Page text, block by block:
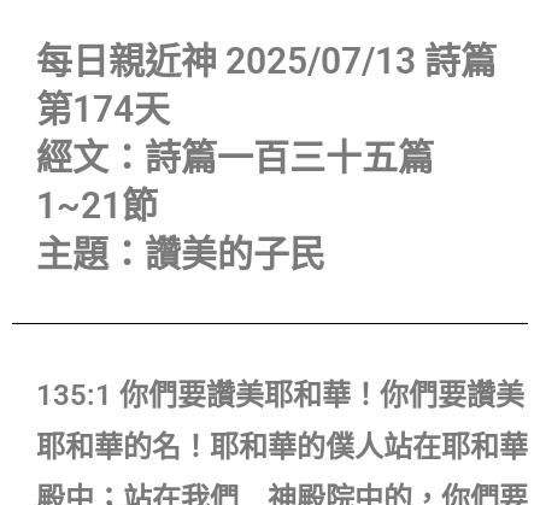
每日親近神 2025/07/13 詩篇
第174天
經文：詩篇一百三十五篇
1~21節
主題：讚美的子民
135:1 你們要讚美耶和華！你們要讚美
耶和華的名！耶和華的僕人站在耶和華